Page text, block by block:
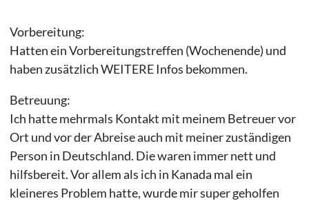
Vorbereitung:
Hatten ein Vorbereitungstreffen (Wochenende) und
haben zusätzlich WEITERE Infos bekommen.
Betreuung:
Ich hatte mehrmals Kontakt mit meinem Betreuer vor
Ort und vor der Abreise auch mit meiner zuständigen
Person in Deutschland. Die waren immer nett und
hilfsbereit. Vor allem als ich in Kanada mal ein
kleineres Problem hatte, wurde mir super geholfen